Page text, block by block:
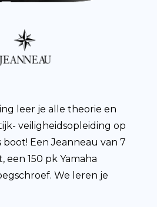
leer je alle theorie en
veiligheidsopleiding op
Een Jeanneau van 7
150 pk Yamaha
We leren je